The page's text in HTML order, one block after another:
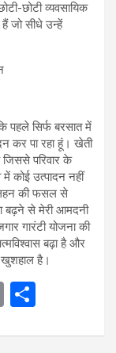
छोटी व्यवसायिक
जो सीधे उन्हें
पहले सिर्फ बरसात में
कर पा रहा हूं। खेती
परिवार के
कोई उत्पादन नहीं
की फसल से
बढ़ने से मेरी आमदनी
गारंटी योजना की
बढ़ा है और
खुशहाल है।
C
py ar